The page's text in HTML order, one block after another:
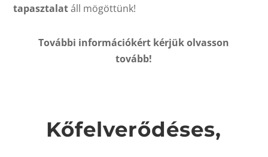
tapasztalatáll mögöttünk!
További információkért kérjük olvasson
tovább!
Kőfelverődéses,